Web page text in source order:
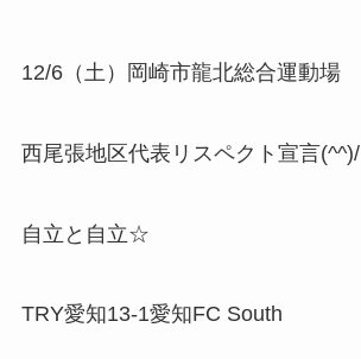
12/6（土）岡崎市龍北総合運動場
西尾張地区代表リスペクト宣言(^^)/
自立と自立☆
TRY愛知13-1愛知FC South